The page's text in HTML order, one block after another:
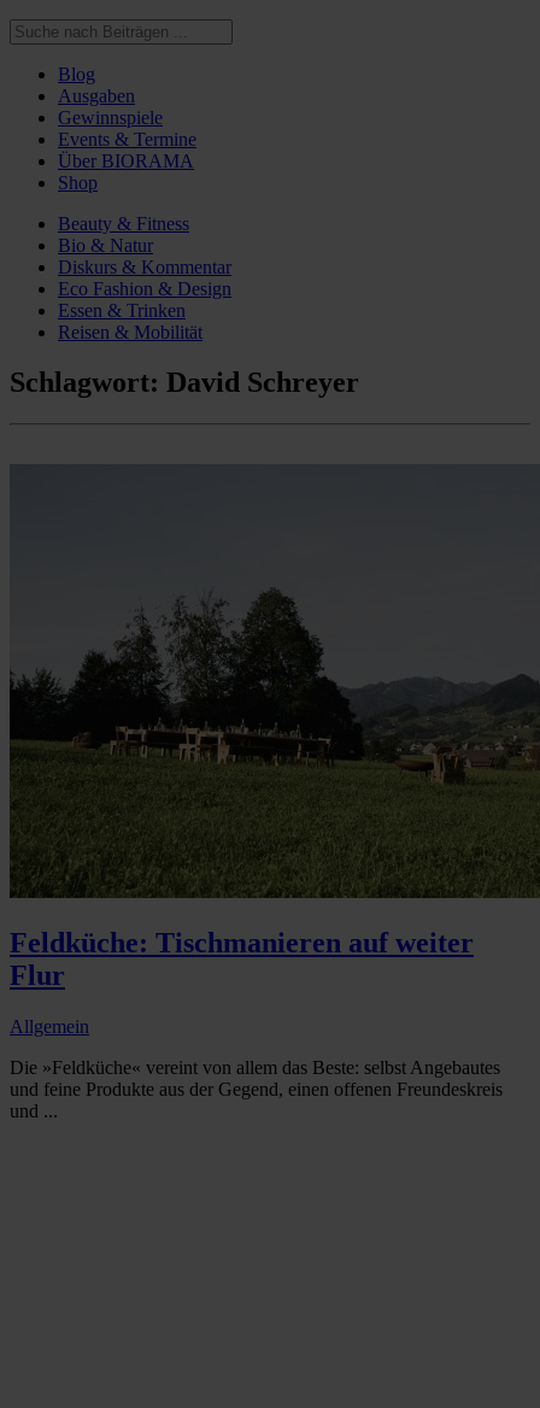
Blog
Ausgaben
Gewinnspiele
Events & Termine
Über BIORAMA
Shop
Beauty & Fitness
Bio & Natur
Diskurs & Kommentar
Eco Fashion & Design
Essen & Trinken
Reisen & Mobilität
Schlagwort: David Schreyer
Feldküche: Tischmanieren auf weiter
Flur
Allgemein
Die »Feldküche« vereint von allem das Beste: selbst Angebautes
und feine Produkte aus der Gegend, einen offenen Freundeskreis
und ...